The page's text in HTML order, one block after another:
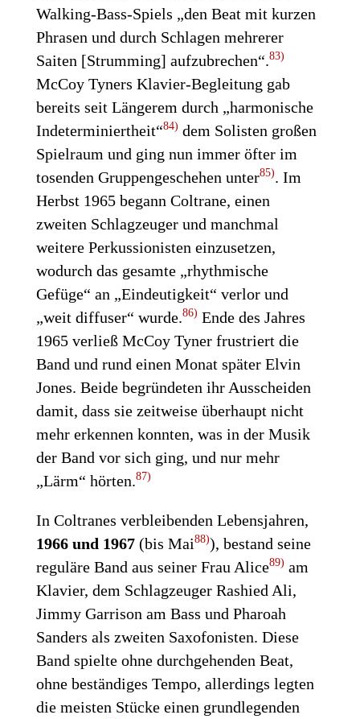
Walking-Bass-Spiels „den Beat mit kurzen
Phrasen und durch Schlagen mehrerer
Saiten [Strumming] aufzubrechen“.83)
McCoy Tyners Klavier-Begleitung gab
bereits seit Längerem durch „harmonische
Indeterminiertheit“84) dem Solisten großen
Spielraum und ging nun immer öfter im
tosenden Gruppengeschehen unter85). Im
Herbst 1965 begann Coltrane, einen
zweiten Schlagzeuger und manchmal
weitere Perkussionisten einzusetzen,
wodurch das gesamte „rhythmische
Gefüge“ an „Eindeutigkeit“ verlor und
„weit diffuser“ wurde.86) Ende des Jahres
1965 verließ McCoy Tyner frustriert die
Band und rund einen Monat später Elvin
Jones. Beide begründeten ihr Ausscheiden
damit, dass sie zeitweise überhaupt nicht
mehr erkennen konnten, was in der Musik
der Band vor sich ging, und nur mehr
„Lärm“ hörten.87)
In Coltranes verbleibenden Lebensjahren,
1966 und 1967(bis Mai88)), bestand seine
reguläre Band aus seiner Frau Alice89) am
Klavier, dem Schlagzeuger Rashied Ali,
Jimmy Garrison am Bass und Pharoah
Sanders als zweiten Saxofonisten. Diese
Band spielte ohne durchgehenden Beat,
ohne beständiges Tempo, allerdings legten
die meisten Stücke einen grundlegenden